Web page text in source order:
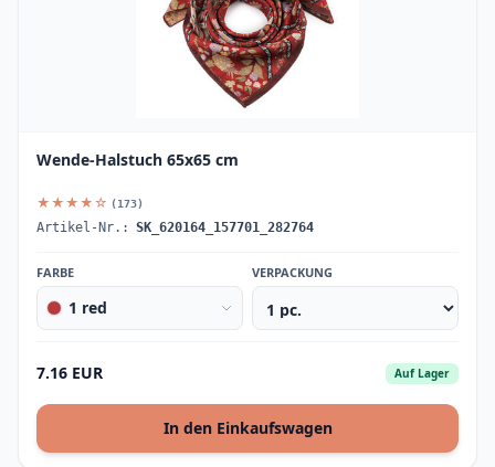
Wende-Halstuch 65x65 cm
★★★★☆ (173)
Artikel-Nr.: SK_620164_157701_282764
FARBE
1 red
VERPACKUNG
7.16 EUR Auf Lager
In den Einkaufswagen